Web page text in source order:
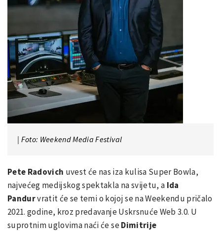
| Foto: Weekend Media Festival
Pete Radovich uvest će nas iza kulisa Super Bowla,
najvećeg medijskog spektakla na svijetu, a Ida
Pandurvratit će se temi o kojoj se na Weekendu pričalo
2021. godine, kroz predavanje Uskrsnuće Web 3.0. U
suprotnim uglovima naći će seDimitrije